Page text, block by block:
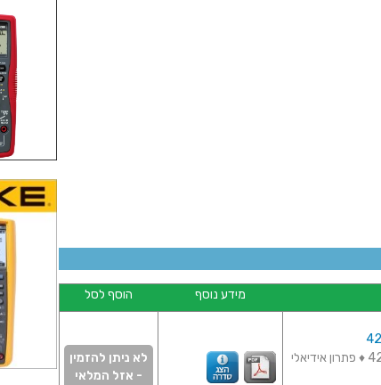
מידע נוסף הוסף לסל
סט 5 תאי אחסון מודולריים ירוקים - 420MM X 375MM X 180MM ♦ פתרון אידיאלי
לא ניתן להזמין
- אזל המלאי